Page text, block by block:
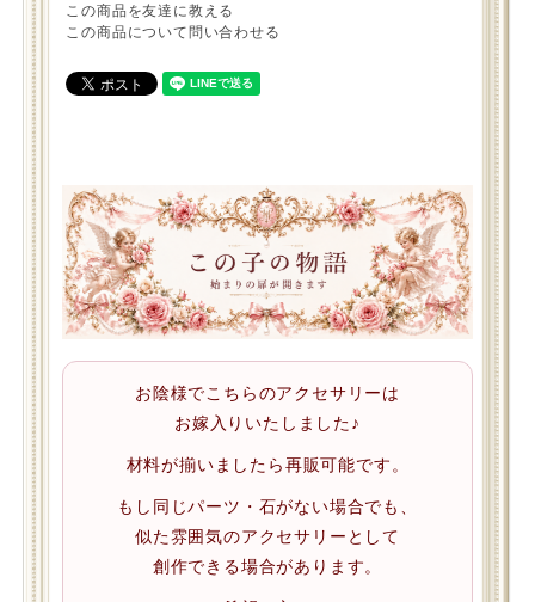
この商品を友達に教える
この商品について問い合わせる
お陰様でこちらのアクセサリーは
お嫁入りいたしました♪
材料が揃いましたら再販可能です。
もし同じパーツ・石がない場合でも、
似た雰囲気のアクセサリーとして
創作できる場合があります。